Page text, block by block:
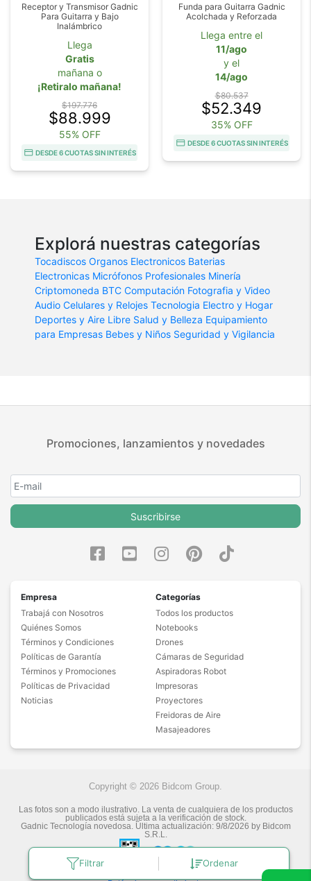
Filtrar Ordenar
Receptor y Transmisor Gadnic
Para Guitarra y Bajo
Inalámbrico
Llega
Gratis
mañana o
¡Retiralo mañana!
$197.776
$88.999
55% OFF
DESDE 6 CUOTAS SIN INTERÉS
Funda para Guitarra Gadnic
Acolchada y Reforzada
Llega entre el
11/ago
y el
14/ago
$80.537
$52.349
35% OFF
DESDE 6 CUOTAS SIN INTERÉS
Explorá nuestras categorías
Tocadiscos Organos Electronicos Baterias
Electronicas Micrófonos Profesionales Minería
Criptomoneda BTC Computación Fotografia y Video
Audio Celulares y Relojes Tecnologia Electro y Hogar
Deportes y Aire Libre Salud y Belleza Equipamiento
para Empresas Bebes y Niños Seguridad y Vigilancia
Promociones, lanzamientos y novedades
Suscribirse
Empresa
Trabajá con Nosotros
Quiénes Somos
Términos y Condiciones
Políticas de Garantía
Términos y Promociones
Políticas de Privacidad
Noticias
Categorías
Todos los productos
Notebooks
Drones
Cámaras de Seguridad
Aspiradoras Robot
Impresoras
Proyectores
Freidoras de Aire
Masajeadores
Copyright © 2026 Bidcom Group.
Las fotos son a modo ilustrativo. La venta de cualquiera de los productos
publicados está sujeta a la verificación de stock.
Gadnic Tecnología novedosa. Última actualización: 9/8/2026 by Bidcom
S.R.L.